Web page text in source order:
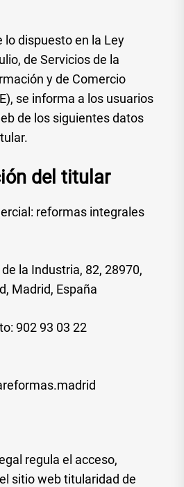
lo dispuesto en la Ley
de Servicios de la
y de Comercio
se informa a los usuarios
de los siguientes datos
del titular
reformas integrales
la Industria, 82, 28970,
Madrid, España
902 93 03 22
regula el acceso,
sitio web titularidad de